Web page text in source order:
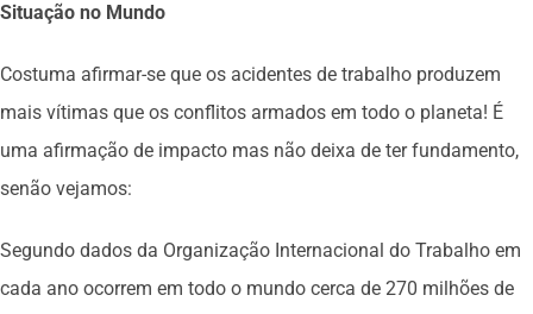
Situação no Mundo
Costuma afirmar-se que os acidentes de trabalho produzem
mais vítimas que os conflitos armados em todo o planeta! É
uma afirmação de impacto mas não deixa de ter fundamento,
senão vejamos:
Segundo dados da Organização Internacional do Trabalho em
cada ano ocorrem em todo o mundo cerca de 270 milhões de